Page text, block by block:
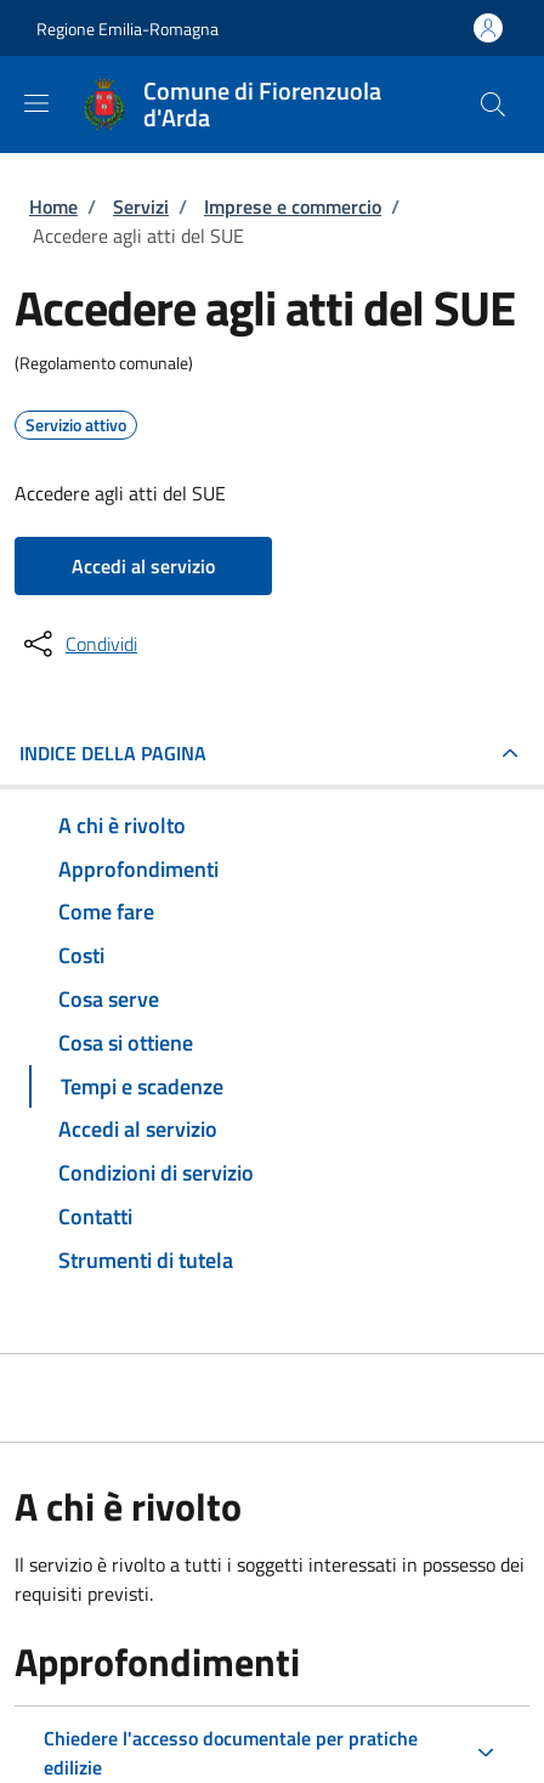
Regione Emilia-Romagna
Comune di Fiorenzuola
d'Arda
Briciole di pane
Home / Servizi / Imprese e commercio /
Accedere agli atti del SUE
Accedere agli atti del SUE
(Regolamento comunale)
Servizio attivo
Accedere agli atti del SUE
Accedi al servizio
Condividi
INDICE DELLA PAGINA
A chi è rivolto
Approfondimenti
Come fare
Costi
Cosa serve
Cosa si ottiene
Tempi e scadenze
Accedi al servizio
Condizioni di servizio
Contatti
Strumenti di tutela
A chi è rivolto
Il servizio è rivolto a tutti i soggetti interessati in possesso dei
requisiti previsti.
Approfondimenti
Chiedere l'accesso documentale per pratiche
edilizie